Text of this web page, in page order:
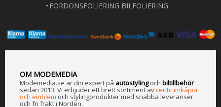
FORDONSFOLIERING BILFOLIERING
OM MODEMEDIA
Modemedia.se är din expert på autostylingoch biltillbehör
sedan 2013. Vi erbjuder ett brett sortiment avcentrumkåpor
och emblem och stylingprodukter med snabba leveranser
och fri frakt i Norden.